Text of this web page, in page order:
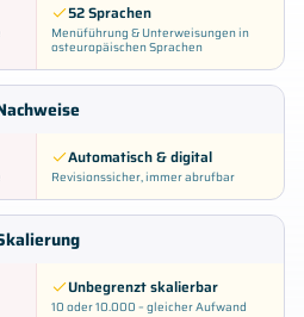
52 Sprachen
Menüführung & Unterweisungen in
osteuropäischen Sprachen
Automatisch & digital
Revisionssicher, immer abrufbar
Unbegrenzt skalierbar
10 oder 10.000 – gleicher Aufwand